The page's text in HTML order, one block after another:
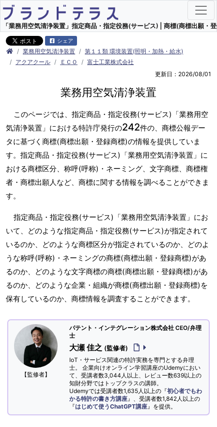
「業務用空気清浄装置」指定商品・指定役務(サービス) | 商標(商標出願・
シェア
業務用空気清浄装置
第１１類 環境装置(照明・加熱・給水)
アクアクール
ＥＣＯ
富士工業株式会社
更新日：2026/08/01
業務用空気清浄装置
このページでは、指定商品・指定役務(サービス)「業務用空
気清浄装置」における特許庁発行の242件の、商標公報デー
タに基づく商標(商標出願・登録商標)の情報を提供していま
す。指定商品・指定役務(サービス)「業務用空気清浄装置」に
おける商標区分、称呼(呼称)・ネーミング、文字商標、商標権
者・商標出願人など、商標に関する情報を調べることができま
す。
指定商品・指定役務(サービス)「業務用空気清浄装置」にお
いて、どのような指定商品・指定役務(サービス)が指定されて
いるのか、どのような商標区分が指定されているのか、どのよ
うな称呼(呼称)・ネーミングの商標(商標出願・登録商標)があ
るのか、どのような文字商標の商標(商標出願・登録商標)があ
るのか、どのような企業・組織が商標(商標出願・登録商標)を
保有しているのか、商標情報を調査することができます。
【監修者】
パテント・インテグレーション株式会社 CEO/弁理
士
大瀬 佳之 (監修者)
IoT・サービス関連の特許実務を専門とする弁理
士。 企業向けオンライン学習講座のUdemyにおい
て、受講者数3,044人以上、レビュー数639以上の
知財分野ではトップクラスの講師。
Udemyでは受講者数1,635人以上の『初心者でもわ
かる特許の書き方講座 』、受講者数1,842人以上の
『はじめて使うChatGPT講座 』を提供。